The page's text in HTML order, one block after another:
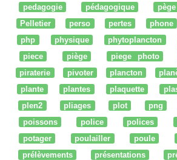
pedagogie
pédagogique
Pelletier
perso pertes phone
php
physique phytoplancton
piece
piège piege photo
piraterie
pivoter plancton
plante
plantes plaquette
plen2
pliages plot png
poissons
police polices
potager
poulailler poule
prélèvements
présentations